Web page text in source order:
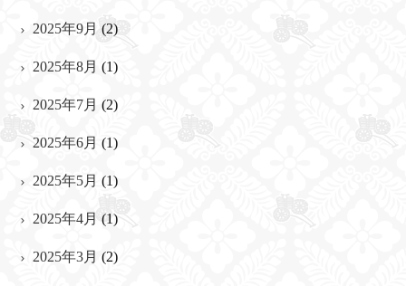
2025年9月 (2)
2025年8月 (1)
2025年7月 (2)
2025年6月 (1)
2025年5月 (1)
2025年4月 (1)
2025年3月 (2)